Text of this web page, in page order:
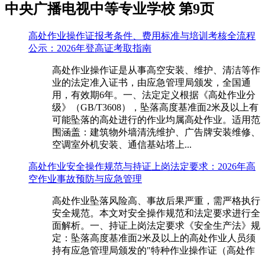
中央广播电视中等专业学校 第9页
高处作业操作证报考条件、费用标准与培训考核全流程
公示：2026年登高证考取指南
高处作业操作证是从事高空安装、维护、清洁等作
业的法定准入证书，由应急管理局颁发，全国通
用，有效期6年。一、法定定义根据《高处作业分
级》（GB/T3608），坠落高度基准面2米及以上有
可能坠落的高处进行的作业均属高处作业。适用范
围涵盖：建筑物外墙清洗维护、广告牌安装维修、
空调室外机安装、通信基站塔上...
高处作业安全操作规范与持证上岗法定要求：2026年高
空作业事故预防与应急管理
高处作业坠落风险高、事故后果严重，需严格执行
安全规范。本文对安全操作规范和法定要求进行全
面解析。一、持证上岗法定要求《安全生产法》规
定：坠落高度基准面2米及以上的高处作业人员须
持有应急管理局颁发的"特种作业操作证（高处作